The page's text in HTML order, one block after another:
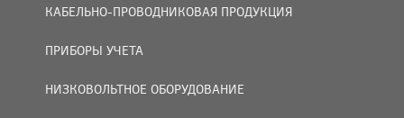
КАБЕЛЬНО-ПРОВОДНИКОВАЯ ПРОДУКЦИЯ
ПРИБОРЫ УЧЕТА
НИЗКОВОЛЬТНОЕ ОБОРУДОВАНИЕ